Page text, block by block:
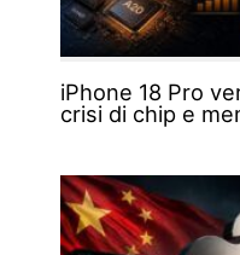
iPhone 18 Pro
crisi di chip e